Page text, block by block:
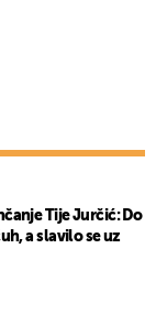
Tije Jurčić: Do
a slavilo se uz